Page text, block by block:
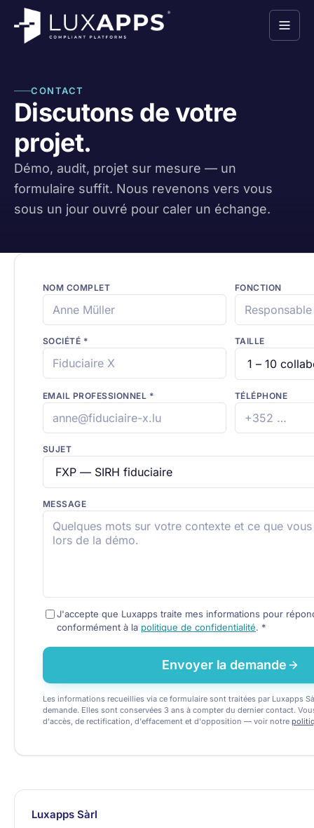
CONTACT
Discutons de votre
projet.
Démo, audit, projet sur mesure — un
formulaire suffit. Nous revenons vers vous
sous un jour ouvré pour caler un échange.
NOM COMPLET FONCTION
SOCIÉTÉ * TAILLE
EMAIL PROFESSIONNEL * TÉLÉPHONE
SUJET
MESSAGE
J'accepte que Luxapps traite mes informations pour
conformément à la politique de confidentialité. *
Envoyer la demande
Les informations recueillies via ce formulaire sont traitées par Luxapps
demande. Elles sont conservées 3 ans à compter du dernier contact.
d'accès, de rectification, d'effacement et d'opposition — voir notre
Luxapps Sàrl